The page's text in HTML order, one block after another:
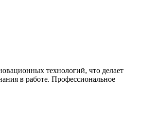
технологий, что делает
в работе. Профессиональное